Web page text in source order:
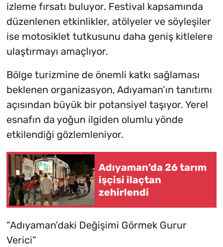
izleme fırsatı buluyor. Festival kapsamında
düzenlenen etkinlikler, atölyeler ve söyleşiler
ise motosiklet tutkusunu daha geniş kitlelere
ulaştırmayı amaçlıyor.
Bölge turizmine de önemli katkı sağlaması
beklenen organizasyon, Adıyaman’ın tanıtımı
açısından büyük bir potansiyel taşıyor. Yerel
esnafın da yoğun ilgiden olumlu yönde
etkilendiği gözlemleniyor.
Adıyaman’da 26 tarım
işçisi ilaçtan
zehirlendi
“Adıyaman’daki Değişimi Görmek Gurur
Verici”